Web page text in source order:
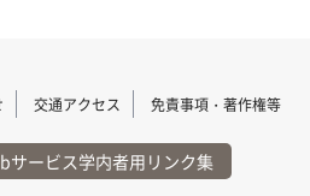
交通アクセス 免責事項・著作権等
サービス学内者用リンク集